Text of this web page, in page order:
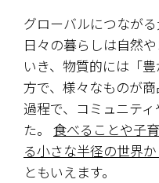
グローバルにつながる
日々の暮らしは自然
いき、物質的には「
方で、様々なものが
過程で、コミュニテ
た。 食べることや子
る小さな半径の世界
ともいえます。